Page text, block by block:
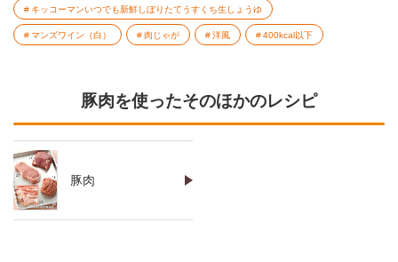
キッコーマンいつでも新鮮しぼりたてうすくち生しょうゆ
マンズワイン（白） 肉じゃが 洋風 400kcal以下
豚肉を使ったそのほかのレシピ
豚肉